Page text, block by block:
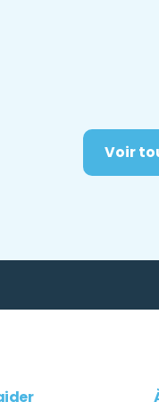
Voir